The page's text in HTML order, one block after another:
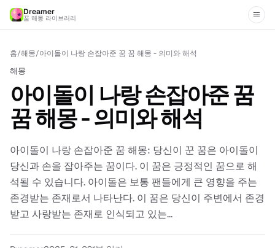
Dreamer
꿈 해몽 라이브러리
홈/해몽/아이돌이 나랑 손잡아준 꿈 꿈 해몽 - 의미와 해석
해몽
아이돌이 나랑 손잡아준 꿈
꿈 해몽 - 의미와 해석
아이돌이 나랑 손잡아준 꿈 해몽: 당신이 꾼 꿈은 아이돌이
당신과 손을 잡아주는 꿈이다. 이 꿈은 긍정적인 꿈으로 해
석될 수 있습니다. 아이돌은 보통 팬들에게 큰 영향을 주는
존경받는 존재로서 나타난다. 이 꿈은 당신이 주변에서 존경
받고 사랑받는 존재로 인식되고 있는...